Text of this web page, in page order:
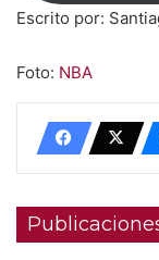
Escrito por:
Foto: NBA